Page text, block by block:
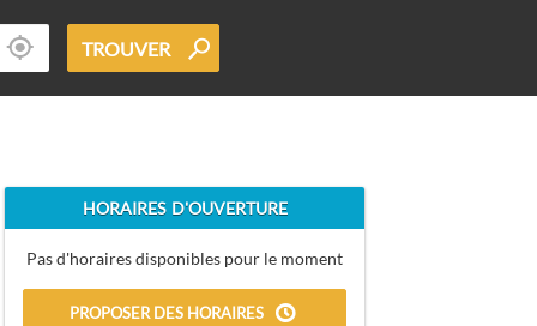
TROUVER
HORAIRES D'OUVERTURE
Pas d'horaires disponibles pour le moment
PROPOSER DES HORAIRES